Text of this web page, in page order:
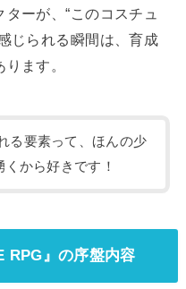
ーが、“このコスチュ
じられる瞬間は、育成
ます。
る要素って、ほんの少
くから好きです！
RPG』の序盤内容